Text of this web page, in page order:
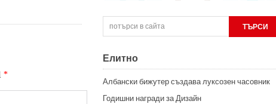
*
Елитно
Албански бижутер създава луксозен часовник
Годишни награди за Дизайн